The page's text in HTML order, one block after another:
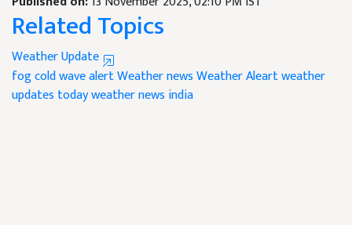
Related Topics
Weather Update
fog cold wave alertWeather newsWeather Aleartweather
updates today weather news india